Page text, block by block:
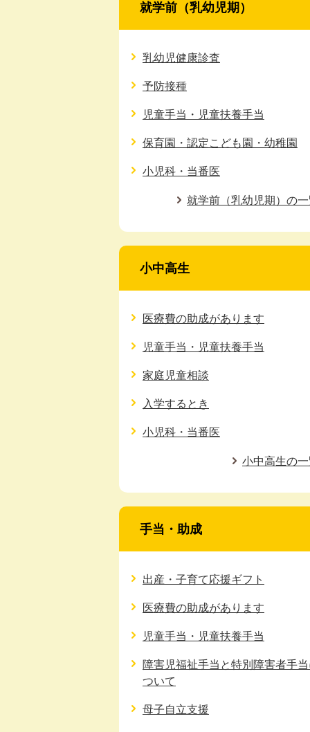
就学前（乳幼児期）
乳幼児健康診査
予防接種
児童手当・児童扶養手当
保育園・認定こども園・幼稚園
小児科・当番医
就学前（乳幼児期）の
小中高生
医療費の助成があります
児童手当・児童扶養手当
家庭児童相談
入学するとき
小児科・当番医
小中高生の
手当・助成
出産・子育て応援ギフト
医療費の助成があります
児童手当・児童扶養手当
障害児福祉手当と特別障害者手
ついて
母子自立支援